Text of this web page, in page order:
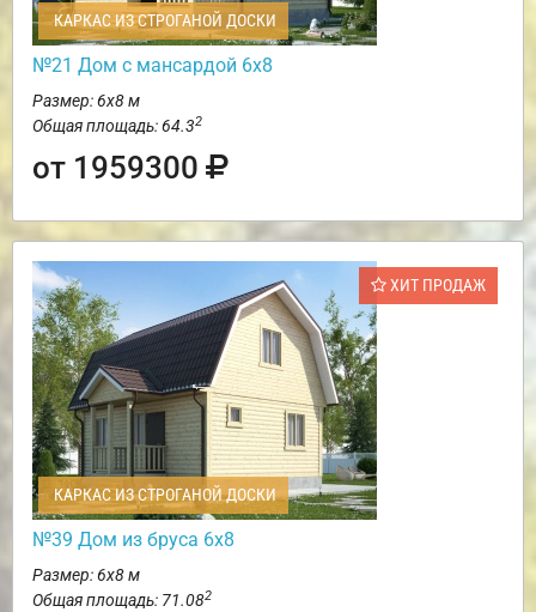
КАРКАС ИЗ СТРОГАНОЙ ДОСКИ
№21 Дом с мансардой 6х8
Размер: 6х8 м
Общая площадь: 64.32
от 1959300
ХИТ ПРОДАЖ
КАРКАС ИЗ СТРОГАНОЙ ДОСКИ
№39 Дом из бруса 6х8
Размер: 6х8 м
Общая площадь: 71.082